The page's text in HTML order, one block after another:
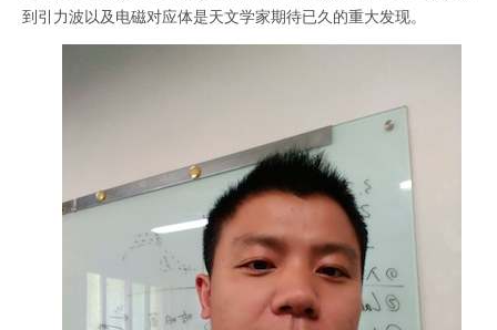
到引力波以及电磁对应体是天文学家期待已久的重大发现。